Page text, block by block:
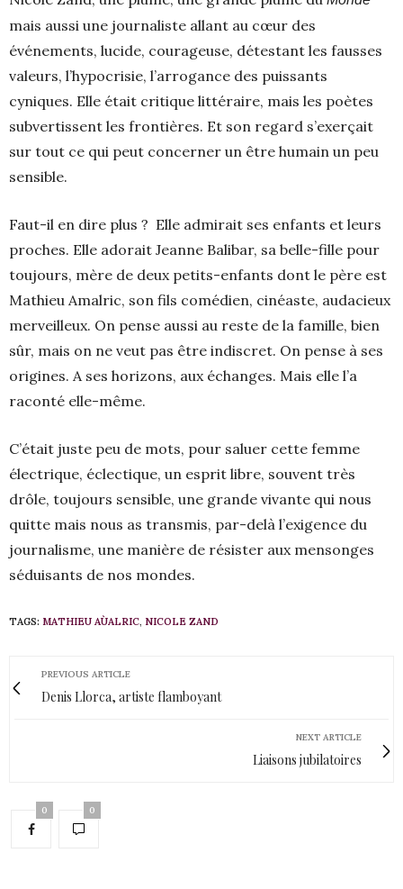
mais aussi une journaliste allant au cœur des
événements, lucide, courageuse, détestant les fausses
valeurs, l’hypocrisie, l’arrogance des puissants
cyniques. Elle était critique littéraire, mais les poètes
subvertissent les frontières. Et son regard s’exerçait
sur tout ce qui peut concerner un être humain un peu
sensible.
Faut-il en dire plus ? Elle admirait ses enfants et leurs
proches. Elle adorait Jeanne Balibar, sa belle-fille pour
toujours, mère de deux petits-enfants dont le père est
Mathieu Amalric, son fils comédien, cinéaste, audacieux
merveilleux. On pense aussi au reste de la famille, bien
sûr, mais on ne veut pas être indiscret. On pense à ses
origines. A ses horizons, aux échanges. Mais elle l’a
raconté elle-même.
C’était juste peu de mots, pour saluer cette femme
électrique, éclectique, un esprit libre, souvent très
drôle, toujours sensible, une grande vivante qui nous
quitte mais nous as transmis, par-delà l’exigence du
journalisme, une manière de résister aux mensonges
séduisants de nos mondes.
TAGS: MATHIEU AÙALRIC, NICOLE ZAND
PREVIOUS ARTICLE
Denis Llorca, artiste flamboyant
NEXT ARTICLE
Liaisons jubilatoires
0 0